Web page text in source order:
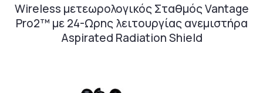
Wireless μετεωρολογικός Σταθμός Vantage
Pro2™ με 24-Ωρης λειτουργίας ανεμιστήρα
Aspirated Radiation Shield